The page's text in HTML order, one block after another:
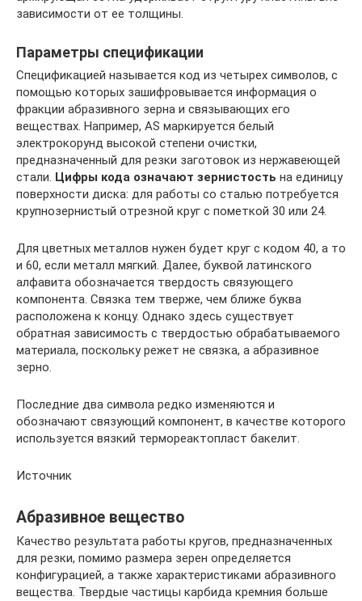
зависимости от ее толщины.
Параметры спецификации
Спецификацией называется код из четырех символов, с
помощью которых зашифровывается информация о
фракции абразивного зерна и связывающих его
веществах. Например, AS маркируется белый
электрокорунд высокой степени очистки,
предназначенный для резки заготовок из нержавеющей
стали. Цифры кода означают зернистость на единицу
поверхности диска: для работы со сталью потребуется
крупнозернистый отрезной круг с пометкой 30 или 24.
Для цветных металлов нужен будет круг с кодом 40, а то
и 60, если металл мягкий. Далее, буквой латинского
алфавита обозначается твердость связующего
компонента. Связка тем тверже, чем ближе буква
расположена к концу. Однако здесь существует
обратная зависимость с твердостью обрабатываемого
материала, поскольку режет не связка, а абразивное
зерно.
Последние два символа редко изменяются и
обозначают связующий компонент, в качестве которого
используется вязкий термореактопласт бакелит.
Источник
Абразивное вещество
Качество результата работы кругов, предназначенных
для резки, помимо размера зерен определяется
конфигурацией, а также характеристиками абразивного
вещества. Твердые частицы карбида кремния больше